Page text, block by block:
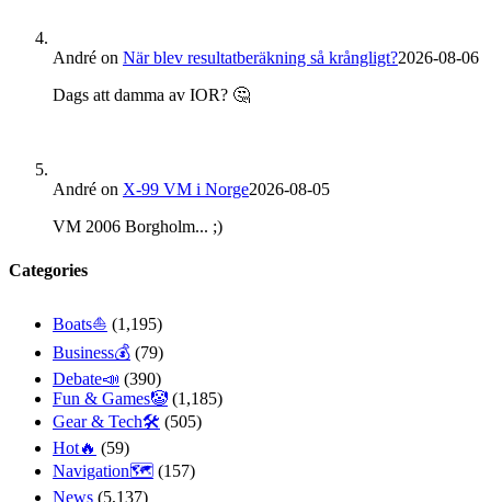
André on När blev resultatberäkning så krångligt?2026-08-06
Dags att damma av IOR? 🤔
André on X-99 VM i Norge2026-08-05
VM 2006 Borgholm... ;)
Categories
Boats⛵️ (1,195)
Business💰 (79)
Debate📣 (390)
Fun & Games🤡 (1,185)
Gear & Tech🛠 (505)
Hot🔥 (59)
Navigation🗺 (157)
News (5,137)